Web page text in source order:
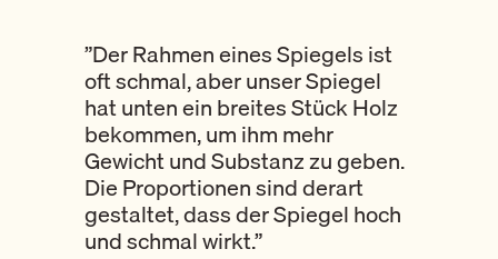
”Der Rahmen eines Spiegels ist
oft schmal, aber unser Spiegel
hat unten ein breites Stück Holz
bekommen, um ihm mehr
Gewicht und Substanz zu geben.
Die Proportionen sind derart
gestaltet, dass der Spiegel hoch
und schmal wirkt.”